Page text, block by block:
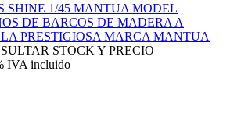
SHINE 1/45 MANTUA MODEL
DE BARCOS DE MADERA A
PRESTIGIOSA MARCA MANTUA
STOCK Y PRECIO
IVA incluido